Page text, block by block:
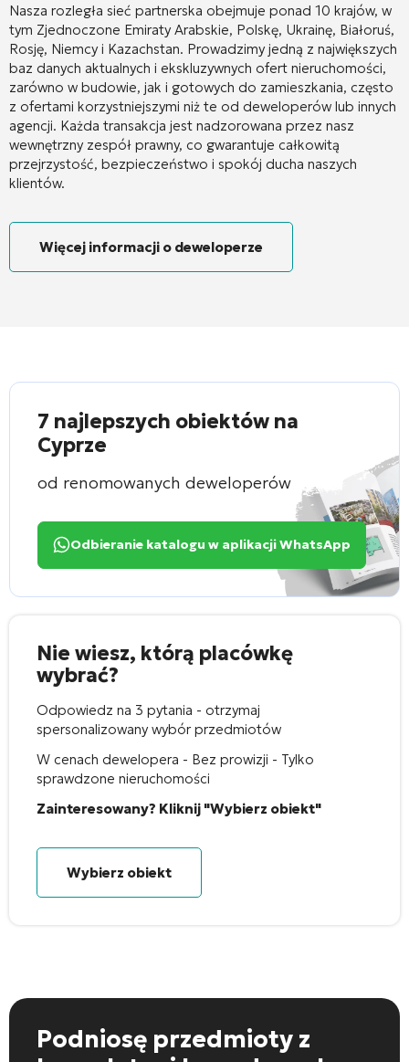
Nasza rozległa sieć partnerska obejmuje ponad 10 krajów, w
tym Zjednoczone Emiraty Arabskie, Polskę, Ukrainę, Białoruś,
Rosję, Niemcy i Kazachstan. Prowadzimy jedną z największych
baz danych aktualnych i ekskluzywnych ofert nieruchomości,
zarówno w budowie, jak i gotowych do zamieszkania, często
z ofertami korzystniejszymi niż te od deweloperów lub innych
agencji. Każda transakcja jest nadzorowana przez nasz
wewnętrzny zespół prawny, co gwarantuje całkowitą
przejrzystość, bezpieczeństwo i spokój ducha naszych
klientów.
Więcej informacji o deweloperze
7 najlepszych obiektów na
Cyprze
od renomowanych deweloperów
Odbieranie katalogu w aplikacji WhatsApp
Nie wiesz, którą placówkę
wybrać?
Odpowiedz na 3 pytania - otrzymaj
spersonalizowany wybór przedmiotów
W cenach dewelopera - Bez prowizji - Tylko
sprawdzone nieruchomości
Zainteresowany? Kliknij "Wybierz obiekt"
Wybierz obiekt
Podniosę przedmioty z